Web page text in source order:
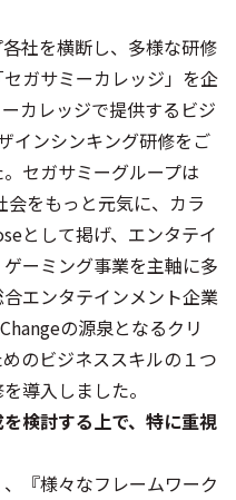
社を横断し、多様な研修
ガサミーカレッジ」を企
カレッジで提供するビジ
インシンキング研修をご
セガサミーグループは
会をもっと元気に、カラ
として掲げ、エンタテイ
ーミング事業を主軸に多
エンタテインメント企業
の源泉となるクリ
のビジネススキルの１つ
導入しました。
を検討する上で、特に重視
『様々なフレームワーク